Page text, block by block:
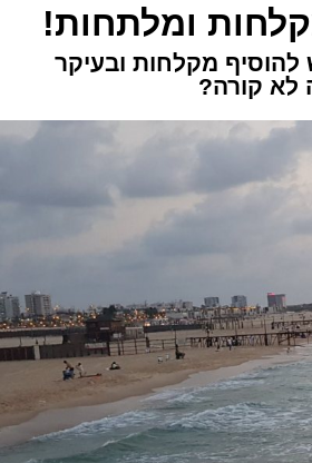
ומלתחות!
מקלחות ובעיקר
לא קורה?